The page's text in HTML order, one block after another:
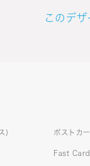
このデ
) ポストカ
Fast